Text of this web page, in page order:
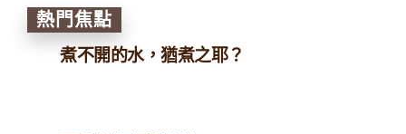
熱門焦點
煮不開的水，猶煮之耶？